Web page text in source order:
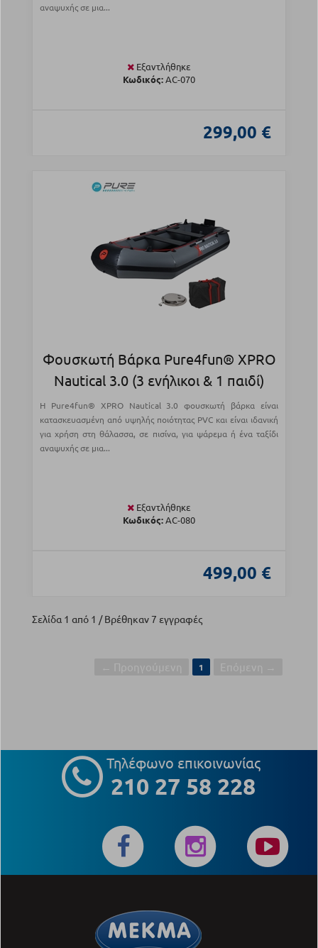
αναψυχής σε μια...
Εξαντλήθηκε
Κωδικός:AC-070
299,00 €
Φουσκωτή Βάρκα Pure4fun® XPRO
Nautical 3.0 (3 ενήλικοι & 1 παιδί)
Η Pure4fun® XPRO Nautical 3.0 φουσκωτή βάρκα είναι
κατασκευασμένη από υψηλής ποιότητας PVC και είναι ιδανική
για χρήση στη θάλασσα, σε πισίνα, για ψάρεμα ή ένα ταξίδι
αναψυχής σε μια...
Εξαντλήθηκε
Κωδικός:AC-080
499,00 €
Σελίδα 1 από 1 / Βρέθηκαν 7 εγγραφές
1
Τηλέφωνο επικοινωνίας
210 27 58 228